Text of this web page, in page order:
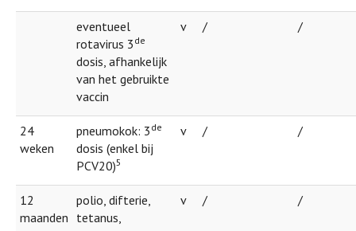
eventueel
rotavirus 3 de
dosis, afhankelijk
van het gebruikte
vaccin
v / /
24
weken
pneumokok: 3 de
dosis (enkel bij
PCV20)5
v / /
12
maanden
polio, difterie,
tetanus,
v / /